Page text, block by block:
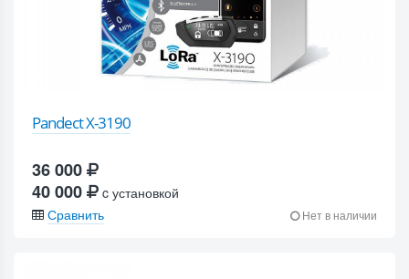
Pandect X-3190
36 000
40 000
c установкой
Сравнить
Нет в наличии